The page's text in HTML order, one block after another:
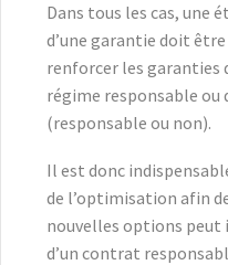
Dans tous les cas, une
d’une garantie doit
renforcer les garanties
régime responsable ou
(responsable ou non).
Il est donc
de l’optimisation afin
nouvelles options peut
d’un contrat